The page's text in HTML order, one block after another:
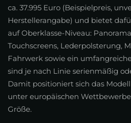
ca. 37.995 Euro (Beispielpreis,
Herstellerangabe) und bietet
auf Oberklasse-Niveau:
Touchscreens, Lederpolsterung,
Fahrwerk sowie ein
sind je nach Linie serienmäßig
Damit positioniert sich das
unter europäischen
Größe.